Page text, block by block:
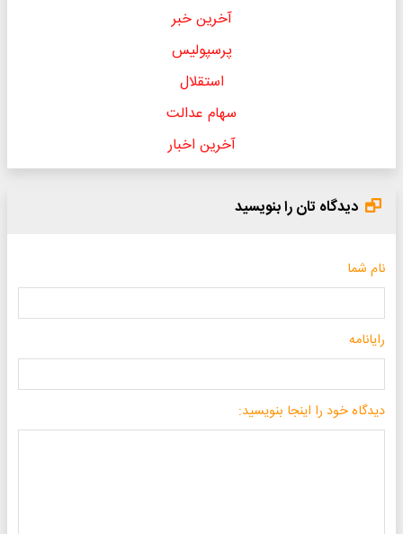
آخرین خبر
پرسپولیس
استقلال
سهام عدالت
آخرین اخبار
دیدگاه تان را بنویسید
نام شما
رایانامه
دیدگاه خود را اینجا بنویسید: